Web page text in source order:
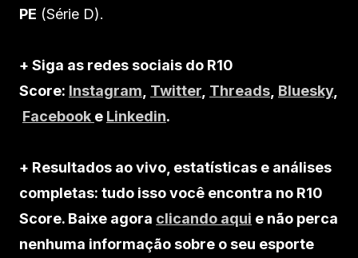
PE (Série D).
+ Siga as redes sociais do R10
Score: Instagram Twitter Threads Bluesky,
Facebook e Linkedin.
+ Resultados ao vivo, estatísticas e análises
completas: tudo isso você encontra no R10
Score. Baixe agora clicando aqui e não perca
nenhuma informação sobre o seu esporte